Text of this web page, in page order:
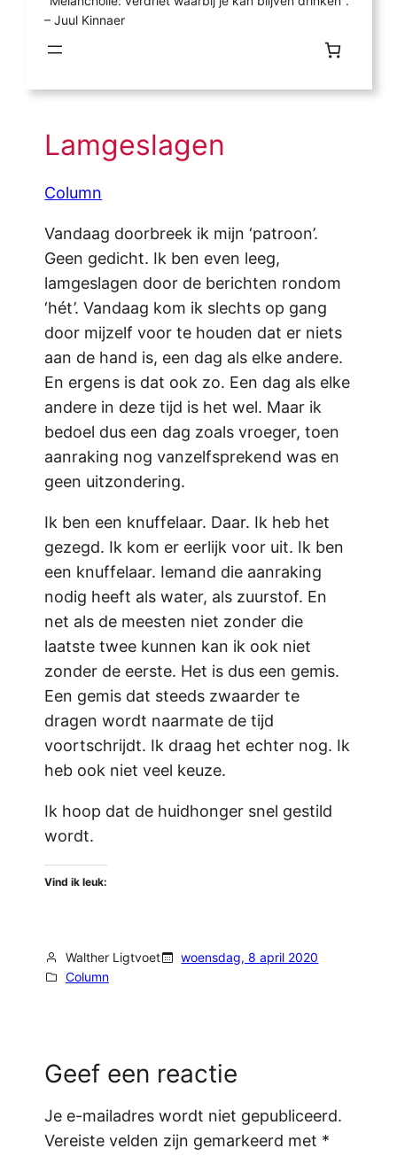
– Juul Kinnaer
Lamgeslagen
Column
Vandaag doorbreek ik mijn ‘patroon’.
Geen gedicht. Ik ben even leeg,
lamgeslagen door de berichten rondom
‘hét’. Vandaag kom ik slechts op gang
door mijzelf voor te houden dat er niets
aan de hand is, een dag als elke andere.
En ergens is dat ook zo. Een dag als elke
andere in deze tijd is het wel. Maar ik
bedoel dus een dag zoals vroeger, toen
aanraking nog vanzelfsprekend was en
geen uitzondering.
Ik ben een knuffelaar. Daar. Ik heb het
gezegd. Ik kom er eerlijk voor uit. Ik ben
een knuffelaar. Iemand die aanraking
nodig heeft als water, als zuurstof. En
net als de meesten niet zonder die
laatste twee kunnen kan ik ook niet
zonder de eerste. Het is dus een gemis.
Een gemis dat steeds zwaarder te
dragen wordt naarmate de tijd
voortschrijdt. Ik draag het echter nog. Ik
heb ook niet veel keuze.
Ik hoop dat de huidhonger snel gestild
wordt.
Vind ik leuk:
Walther Ligtvoet
woensdag, 8 april 2020
Column
Geef een reactie
Je e-mailadres wordt niet gepubliceerd.
Vereiste velden zijn gemarkeerd met *